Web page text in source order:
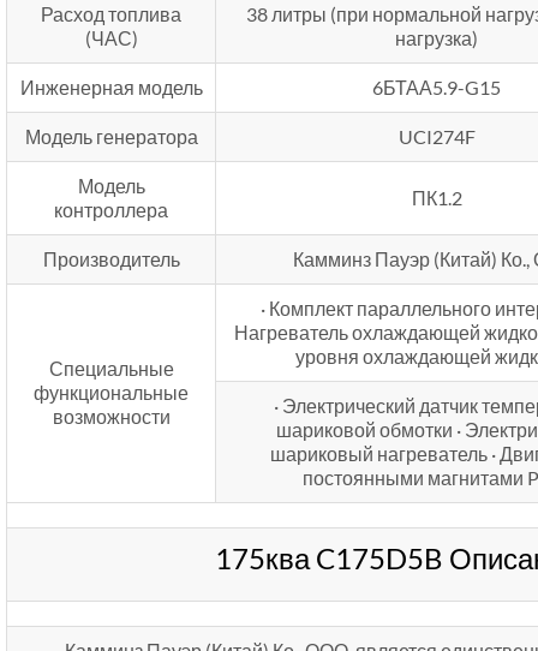
Расход топлива
(ЧАС)
38 литры (при нормальной
нагрузка)
Инженерная модель 6БТАА5.9-G15
Модель генератора UCI274F
Модель
контроллера
ПК1.2
Производитель Камминз Пауэр (Китай)
Специальные
функциональные
возможности
· Комплект параллельного
Нагреватель охлаждающей
уровня охлаждающей
· Электрический датчик
шариковой обмотки ·
шариковый нагреватель ·
постоянными магнитами
175ква C175D5B